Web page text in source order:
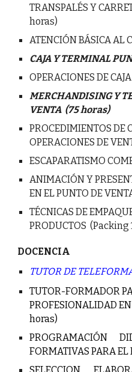
TRANSPALÉS Y
horas)
ATENCIÓN BÁSICA AL
CAJA Y TERMINAL
OPERACIONES DE
MERCHANDISING Y
VENTA (75 horas)
PROCEDIMIENTOS DE
OPERACIONES DE
ESCAPARATISMO
ANIMACIÓN Y
EN EL PUNTO DE
TÉCNICAS DE
PRODUCTOS (Packing
DOCENCIA
TUTOR DE
TUTOR-FORMADOR
PROFESIONALIDAD
horas)
PROGRAMACIÓN
FORMATIVAS PARA